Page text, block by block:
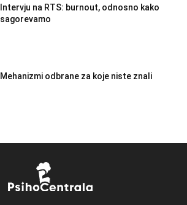
Intervju na RTS: burnout, odnosno kako
sagorevamo
Mehanizmi odbrane za koje niste znali